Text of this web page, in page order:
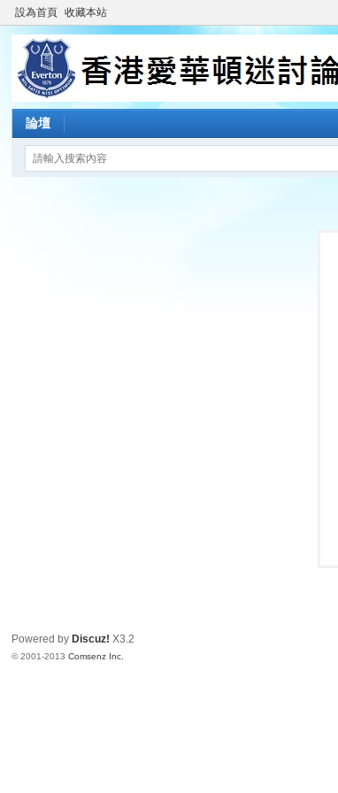
設為首頁 收藏本站
論壇
Powered by Discuz! X3.2
© 2001-2013Comsenz Inc.